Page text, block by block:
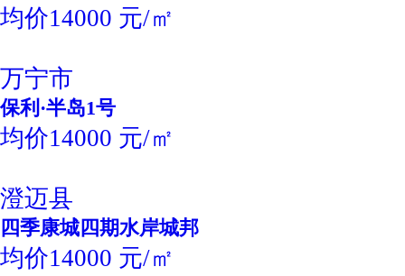
均价14000 元/㎡
万宁市
保利·半岛1号
均价14000 元/㎡
澄迈县
四季康城四期水岸城邦
均价14000 元/㎡